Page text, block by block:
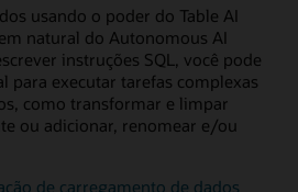
usando o poder do Table AI
natural do Autonomous AI
instruções SQL, você pode
para executar tarefas complexas
como transformar e limpar
ou adicionar, renomear e/ou
de carregamento de dados